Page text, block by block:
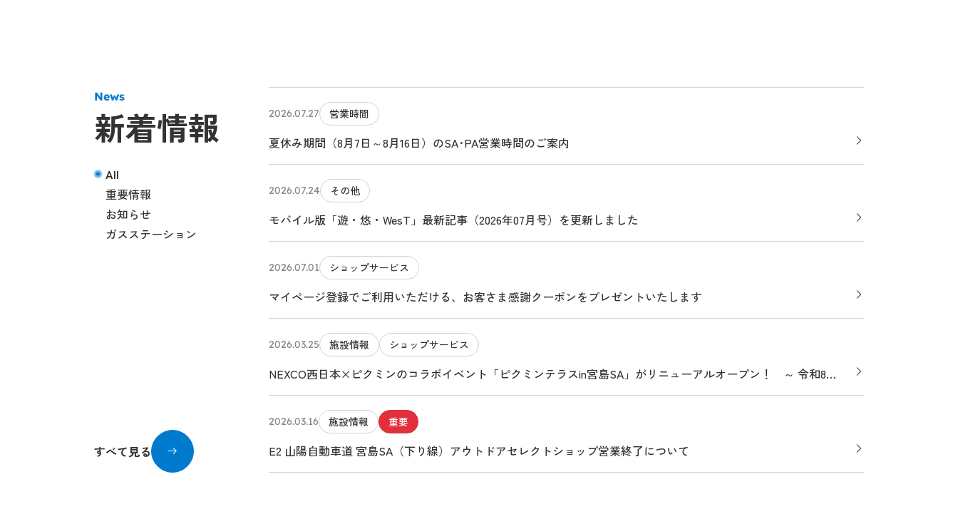
News
新着情報
All
重要情報
お知らせ
ガスステーション
2026.07.27 営業時間
夏休み期間（8月7日～8月16日）のSA･PA営業時間のご案内
2026.07.24 その他
モバイル版「遊・悠・WesT」最新記事（2026年07月号）を更新しました
2026.07.01 ショップサービス
マイページ登録でご利用いただける、お客さま感謝クーポンをプレゼントいたします
2026.03.25 施設情報 ショップサービス
NEXCO西日本×ピクミンのコラボイベント「ピクミンテラスin宮島SA」がリニューアルオープン！ ～ 令和8年
5月1日（金曜）に特設ショップが新しく生まれ変わります ～
2026.03.16 施設情報 重要
E2 山陽自動車道 宮島SA（下り線）アウトドアセレクトショップ営業終了について
すべて見る